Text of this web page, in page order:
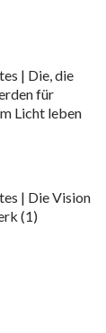
| Die, die
für
Licht leben
| Die Vision
(1)